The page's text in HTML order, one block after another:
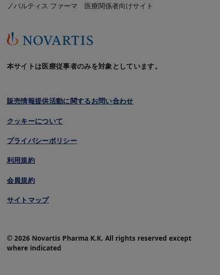
ノバルティス ファーマ 医療関係者向けサイト
本サイトは医療従事者のみを対象としています。
販売情報提供活動に関するお問い合わせ
クッキーについて
プライバシーポリシー
利用規約
会員規約
サイトマップ
© 2026 Novartis Pharma K.K. All rights reserved except
where indicated